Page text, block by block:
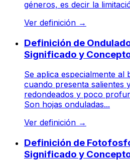
géneros, es decir la
Ver definición →
Definición de
Significado y
Se aplica especialmente al
cuando presenta salientes
redondeados y poco
Son hojas onduladas...
Ver definición →
Definición de
Significado y